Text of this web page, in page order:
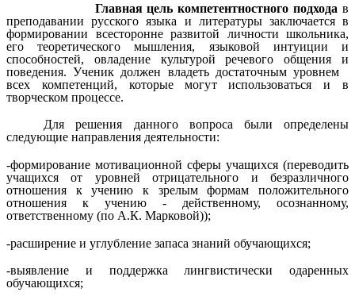
Главная цель компетентностного подхода в
преподавании русского языка и литературы заключается в
формировании всесторонне развитой личности школьника,
его теоретического мышления, языковой интуиции и
способностей, овладение культурой речевого общения и
поведения. Ученик должен владеть достаточным уровнем
всех компетенций, которые могут использоваться и в
творческом процессе.
Для решения данного вопроса были определены
следующие направления деятельности:
-формирование мотивационной сферы учащихся (переводить
учащихся от уровней отрицательного и безразличного
отношения к учению к зрелым формам положительного
отношения к учению - действенному, осознанному,
ответственному (по А.К. Марковой));
-расширение и углубление запаса знаний обучающихся;
-выявление и поддержка лингвистически одаренных
обучающихся;